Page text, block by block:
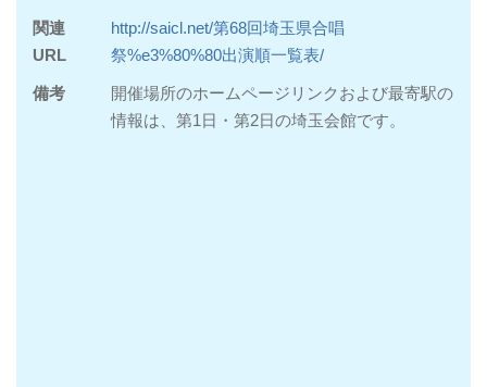
関連
URL
http://saicl.net/第68回埼玉県合唱
祭%e3%80%80出演順一覧表/
備考
開催場所のホームページリンクおよび最寄駅の
情報は、第1日・第2日の埼玉会館です。